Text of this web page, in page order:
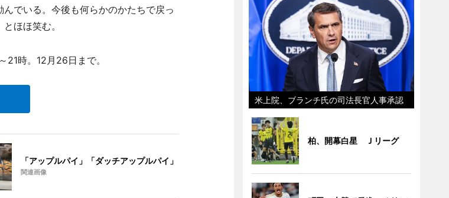
でいる。今後も何らかのかたちで戻っ
ほほ笑む。
時。12月26日まで。
「アップルパイ」「ダッチアップルパイ」
関連画像
米上院、ブランチ氏の司法長官人事承認
柏、開幕白星 Ｊリーグ